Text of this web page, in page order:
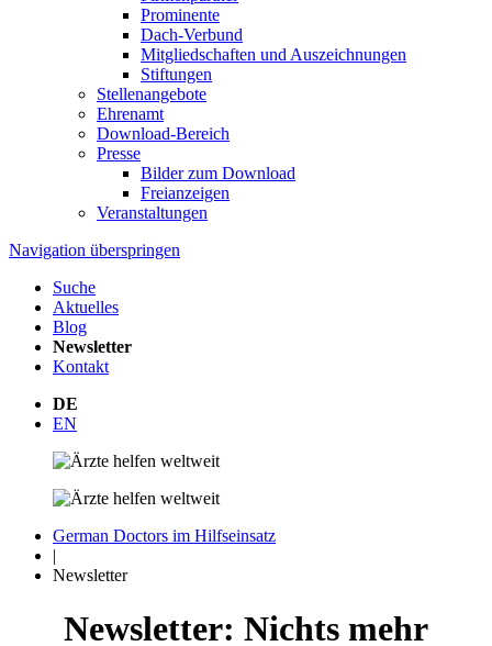
Prominente
Dach-Verbund
Mitgliedschaften und Auszeichnungen
Stiftungen
Stellenangebote
Ehrenamt
Download-Bereich
Presse
Bilder zum Download
Freianzeigen
Veranstaltungen
Navigation überspringen
Suche
Aktuelles
Blog
Newsletter
Kontakt
DE
EN
German Doctors im Hilfseinsatz
|
Newsletter
Newsletter: Nichts mehr